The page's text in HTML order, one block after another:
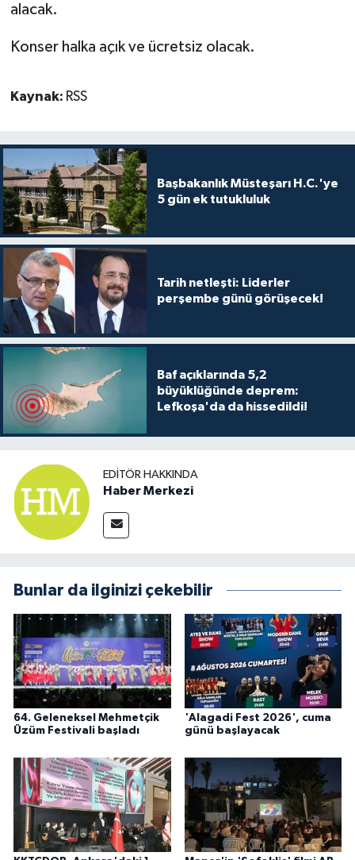
alacak.
Konser halka açık ve ücretsiz olacak.
Kaynak: RSS
Başbakanlık Müsteşarı H.C.'ye
5 gün ek tutukluluk
Tarih netleşti: Liderler
perşembe günü görüşecek!
Baf açıklarında 5,2
büyüklüğünde deprem:
Lefkoşa'da da hissedildi!
EDITÖR HAKKINDA
Haber Merkezi
Bunlar da ilginizi çekebilir
64. Geleneksel Mehmetçik
Üzüm Festivali başladı
'Alagadi Fest 2026', cuma
günü başlayacak
TİCARET
YAŞAM